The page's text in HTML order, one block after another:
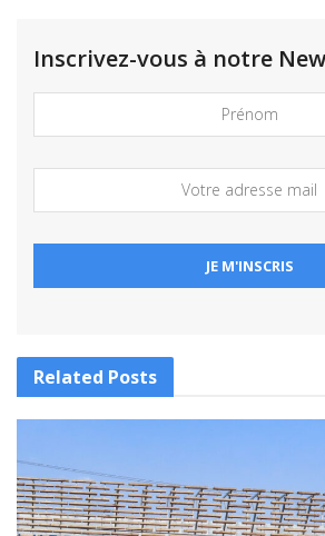
Inscrivez-vous à notre
Related Posts